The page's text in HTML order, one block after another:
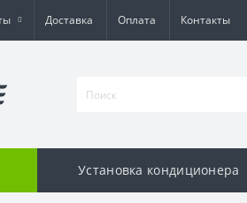
Доставка Оплата Контакты
Установка кондиционера